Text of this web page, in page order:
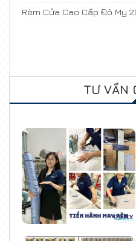
Rèm Cửa Cao Cấp Đô My
TƯ VẤN